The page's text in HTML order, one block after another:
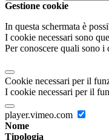
Gestione cookie
In questa schermata è
I cookie necessari sono
Per conoscere quali sono i
Cookie necessari per il
I cookie necessari per il
player.vimeo.com
Nome
Tipologia